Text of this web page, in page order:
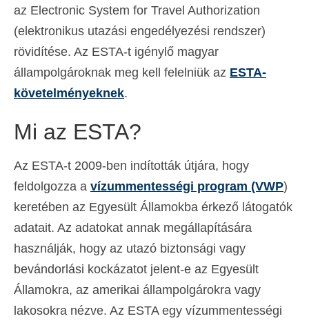
az Electronic System for Travel Authorization
(elektronikus utazási engedélyezési rendszer)
rövidítése. Az ESTA-t igénylő magyar
állampolgároknak meg kell felelniük az ESTA-
követelményeknek.
Mi az ESTA?
Az ESTA-t 2009-ben indították útjára, hogy
feldolgozza a vízummentességi program (VWP)
keretében az Egyesült Államokba érkező látogatók
adatait. Az adatokat annak megállapítására
használják, hogy az utazó biztonsági vagy
bevándorlási kockázatot jelent-e az Egyesült
Államokra, az amerikai állampolgárokra vagy
lakosokra nézve. Az ESTA egy vízummentességi